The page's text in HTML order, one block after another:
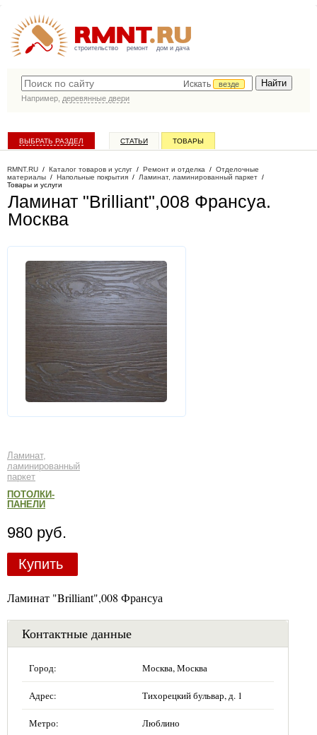
строительство ремонт дом и дача
Искать
везде
Например, деревянные двери
ВЫБРАТЬ РАЗДЕЛ СТАТЬИ ТОВАРЫ
RMNT.RU / Каталог товаров и услуг / Ремонт и отделка / Отделочные
материалы / Напольные покрытия / Ламинат, ламинированный паркет /
Товары и услуги
Ламинат "Brilliant",008 Франсуа.
Москва
Ламинат,
ламинированный
паркет
ПОТОЛКИ-
ПАНЕЛИ
980 руб.
Купить
Ламинат "Brilliant",008 Франсуа
Контактные данные
Город: Москва, Москва
Адрес: Тихорецкий бульвар, д. 1
Метро: Люблино